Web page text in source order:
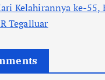
Kelahirannya ke-55,
Tegalluar